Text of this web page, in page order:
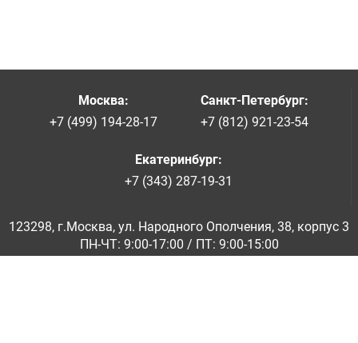
Москва:
+7 (499) 194-28-17
Санкт-Петербург:
+7 (812) 921-23-54
Екатеринбург:
+7 (343) 287-19-31
123298, г.Москва, ул. Народного Ополчения, 38, корпус 3
ПН-ЧТ: 9:00-17:00 / ПТ: 9:00-15:00